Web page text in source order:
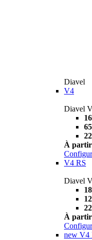
Diavel
V4
Diavel
À partir
V4 RS
Diavel
À partir
new V4